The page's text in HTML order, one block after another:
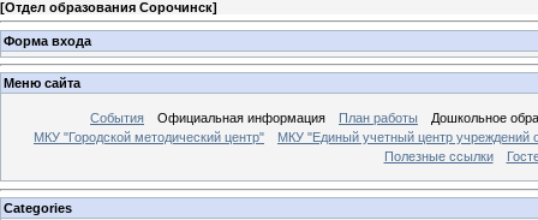
[Отдел образования Сорочинск]
Форма входа
Меню сайта
События Официальная информация План работы
Дошкольное
МКУ "Городской методический центр"
МКУ "Единый учетный центр учреждений
Полезные ссылки
Categories